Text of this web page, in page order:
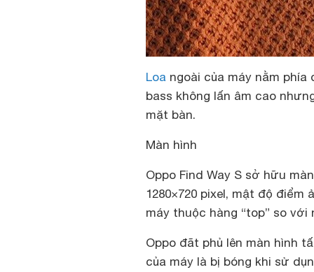
Loa ngoài của máy nằm
bass không lấn âm cao
mặt bàn.
Màn hình
Oppo Find Way S sở hữu
1280×720 pixel, mật độ điểm
máy thuộc hàng “top” so
Oppo đãt phủ lên màn hình
của máy là bị bóng khi sử